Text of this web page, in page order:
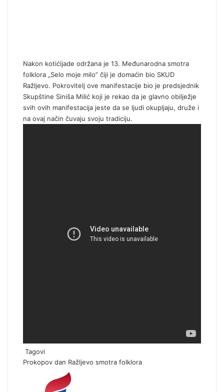
Nakon kotićijade održana je 13. Međunarodna smotra
folklora „Selo moje milo” čiji je domaćin bio SKUD
Ražljevo. Pokrovitelj ove manifestacije bio je predsjednik
Skupštine Siniša Milić koji je rekao da je glavno obilježje
svih ovih manifestacija jeste da se ljudi okupljaju, druže i
na ovaj način čuvaju svoju tradiciju.
Tagovi
Prokopov dan Ražljevo smotra folklora